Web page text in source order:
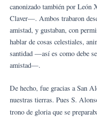
canonizado también por León
Claver—. Ambos trabaron
amistad, y gustaban, con
hablar de cosas celestiales,
santidad —así es como debe
amistad—.
De hecho, fue gracias a San
nuestras tierras. Pues S.
trono de gloria que se